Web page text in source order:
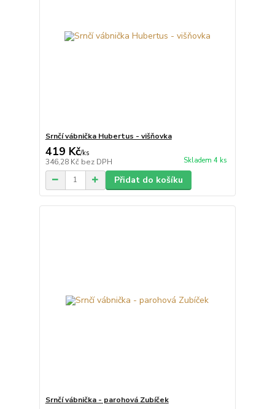
Srnčí vábnička Hubertus - višňovka
419 Kč/ks
346,28 Kč bez DPH Skladem 4 ks
Přidat do košíku
Srnčí vábnička - parohová Zubíček